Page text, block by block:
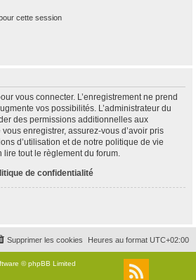
cette session
vous connecter. L’enregistrement ne prend
vos possibilités. L’administrateur du
des permissions additionnelles aux
enregistrer, assurez-vous d’avoir pris
d’utilisation et de notre politique de vie
tout le règlement du forum.
de confidentialité
Heures au format UTC+02:00
Supprimer les cookies
© phpBB Limited